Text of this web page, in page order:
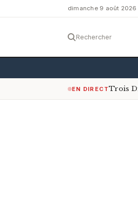
dimanche 9 août 2026
Rechercher
EN DIRECTTrois